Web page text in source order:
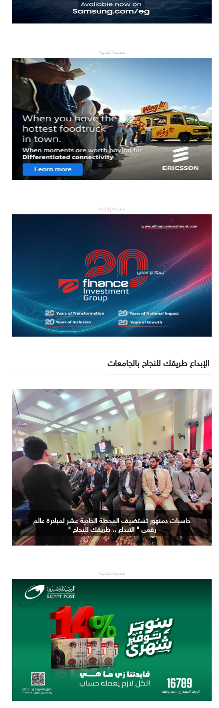
مساحة إعلانية
مساحة إعلانية
الإبداع طريقك للنجاح بالجامعات
حاسبات دمنهور تستضيف المحطة الحادية عشر لمبادرة عالم
رقمي " الابداع .. طريقك للنجاح "
مساحة إعلانية